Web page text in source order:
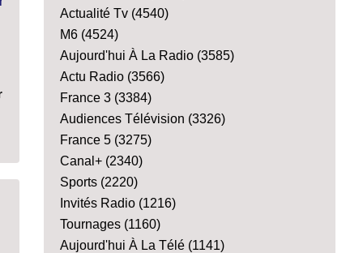
Actualité Tv (4540)
M6 (4524)
Aujourd'hui À La Radio (3585)
Actu Radio (3566)
France 3 (3384)
Audiences Télévision (3326)
France 5 (3275)
Canal+ (2340)
Sports (2220)
Invités Radio (1216)
Tournages (1160)
Aujourd'hui À La Télé (1141)